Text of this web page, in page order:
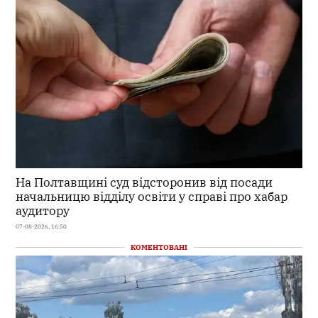
На Полтавщині суд відсторонив від посади
начальницю відділу освіти у справі про хабар
аудитору
07-08-2026, 16:50
КОМЕНТОВАНІ